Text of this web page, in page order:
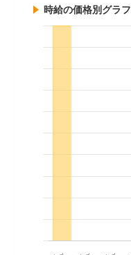
時給の価格別グラフ